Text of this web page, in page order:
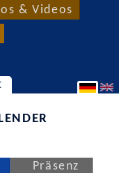
& Videos
Präsenz